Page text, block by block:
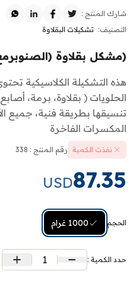
التصنيف: تشكيلات البقلاوة
شارك المنتج :
(مشكل بقلاوة
هذه التشكيلة الكلاسيكية
الحلويات ( بقلاوة، برمة،
تنسيقها بطريقة فنية، جميع
المكسرات الفاخرة
نفذت الكمية رقم المنتج : 338
87.35
USD
الحجم: 1000 غرام
حدد الكمية : 1